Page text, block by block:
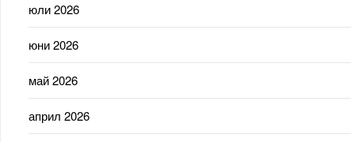
юли 2026
юни 2026
май 2026
април 2026